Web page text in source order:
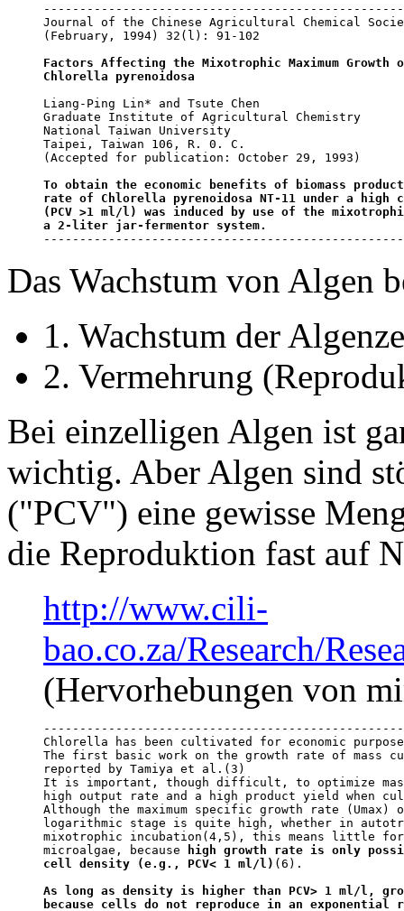
Journal of the Chinese Agricultural Chemical
(February, 1994) 32(l): 91-102
Factors Affecting the Mixotrophic Maximum Growth
Chlorella pyrenoidosa
Liang-Ping Lin* and Tsute Chen
Graduate Institute of Agricultural Chemistry
National Taiwan University
Taipei, Taiwan 106, R. 0. C.
(Accepted for publication: October 29, 1993)
To obtain the economic benefits of biomass
rate of Chlorella pyrenoidosa NT-11 under a
(PCV >1 ml/l) was induced by use of the
a 2-liter jar-fermentor system.
Das Wachstum von Algen
1. Wachstum der
2. Vermehrung
Bei einzelligen Algen ist
wichtig. Aber Algen sind
("PCV") eine gewisse
die Reproduktion fast auf
http://www.cili-
bao.co.za/Research/
(Hervorhebungen von
Chlorella has been cultivated for economic
The first basic work on the growth rate of mass
reported by Tamiya et al.(3)
It is important, though difficult, to optimize
high output rate and a high product yield when
Although the maximum specific growth rate
logarithmic stage is quite high, whether in
mixotrophic incubation(4,5), this means little
microalgae, because
high growth rate is only
cell density (e.g., PCV< 1 ml/l) (6).
As long as density is higher than PCV> 1 ml/l,
because cells do not reproduce in an